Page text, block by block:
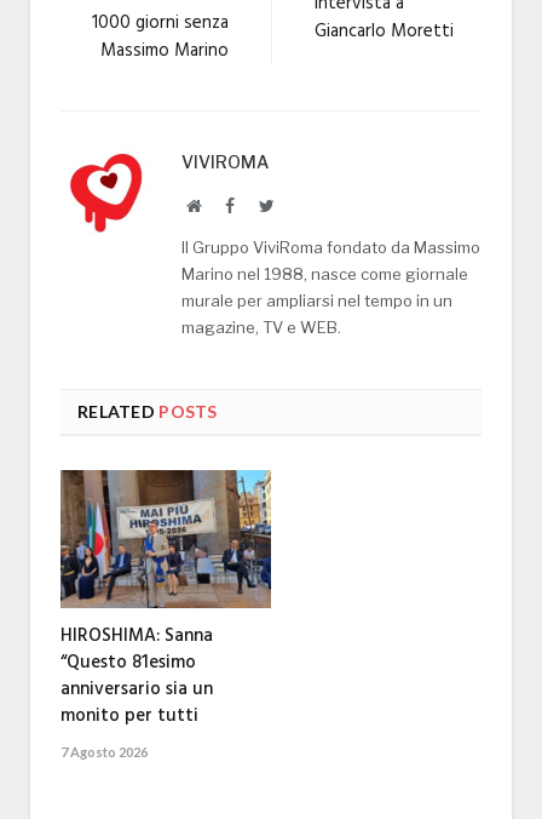
1000 giorni senza
Massimo Marino
Giancarlo Moretti
VIVIROMA
WebsiteFacebookTwitter
Il Gruppo ViviRoma fondato da Massimo
Marino nel 1988, nasce come giornale
murale per ampliarsi nel tempo in un
magazine, TV e WEB.
RELATED POSTS
HIROSHIMA: Sanna
“Questo 81esimo
anniversario sia un
monito per tutti
7 Agosto 2026